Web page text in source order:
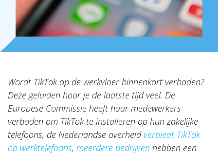
Over Holla
Onze mensen
Internationaal
Nieuws
NL EN DE FR
Wordt TikTok op de werkvloer binnenkort verboden?
Deze geluiden hoor je de laatste tijd veel. De
Europese Commissie heeft haar medewerkers
verboden om TikTok te installeren op hun zakelijke
telefoons, de Nederlandse overheid verbiedt TikTok
op werktelefoons, meerdere bedrijven hebben een